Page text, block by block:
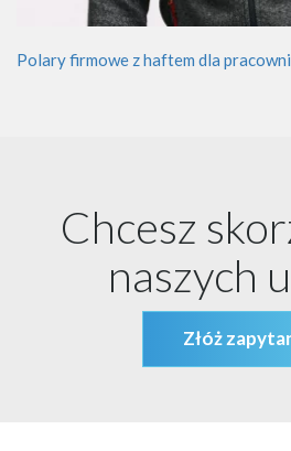
Polary firmowe z haftem dla
Chcesz
naszych
Złóż